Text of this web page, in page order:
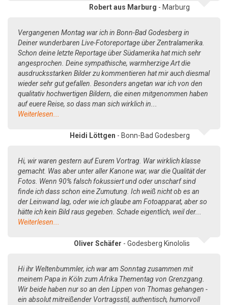
Robert aus Marburg - Marburg
Vergangenen Montag war ich in Bonn-Bad Godesberg in
Deiner wunderbaren Live-Fotoreportage über Zentralamerika.
Schon deine letzte Reportage über Südamerika hat mich sehr
angesprochen. Deine sympathische, warmherzige Art die
ausdrucksstarken Bilder zu kommentieren hat mir auch diesmal
wieder sehr gut gefallen. Besonders angetan war ich von den
qualitativ hochwertigen Bildern, die einen mitgenommen haben
auf euere Reise, so dass man sich wirklich in...
Weiterlesen...
Heidi Löttgen - Bonn-Bad Godesberg
Hi, wir waren gestern auf Eurem Vortrag. War wirklich klasse
gemacht. Was aber unter aller Kanone war, war die Qualität der
Fotos. Wenn 90% falsch fokussiert und oder unscharf sind
finde ich dass schon eine Zumutung. Ich weiß nicht ob es an
der Leinwand lag, oder wie ich glaube am Fotoapparat, aber so
hätte ich kein Bild raus gegeben. Schade eigentlich, weil der...
Weiterlesen...
Oliver Schäfer - Godesberg Kinololis
Hi ihr Weltenbummler, ich war am Sonntag zusammen mit
meinem Papa in Köln zum Afrika Thementag von Grenzgang.
Wir beide haben nur so an den Lippen von Thomas gehangen -
ein absolut mitreißender Vortragsstil, authentisch, humorvoll